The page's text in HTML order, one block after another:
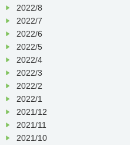
2022/8
2022/7
2022/6
2022/5
2022/4
2022/3
2022/2
2022/1
2021/12
2021/11
2021/10